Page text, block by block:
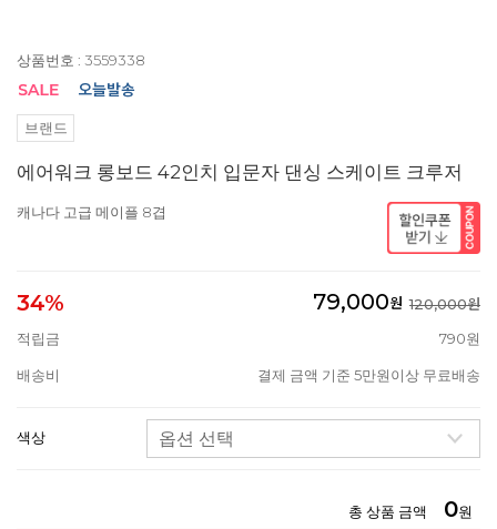
상품번호 : 3559338
브랜드
에어워크 롱보드 42인치 입문자 댄싱 스케이트 크루저
캐나다 고급 메이플 8겹
34% 79,000원 120,000원
적립금
790원
배송비 결제 금액 기준 5만원이상 무료배송
색상
총 상품 금액 0원